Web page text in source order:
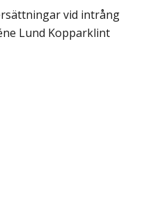
vid intrång
Lund Kopparklint